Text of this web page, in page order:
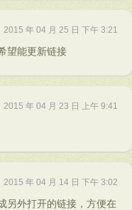
2015 年 04 月 25 日 下午 3:21
望能更新链接
2015 年 04 月 23 日 上午 9:41
2015 年 04 月 14 日 下午 3:02
另外打开的链接，方便在